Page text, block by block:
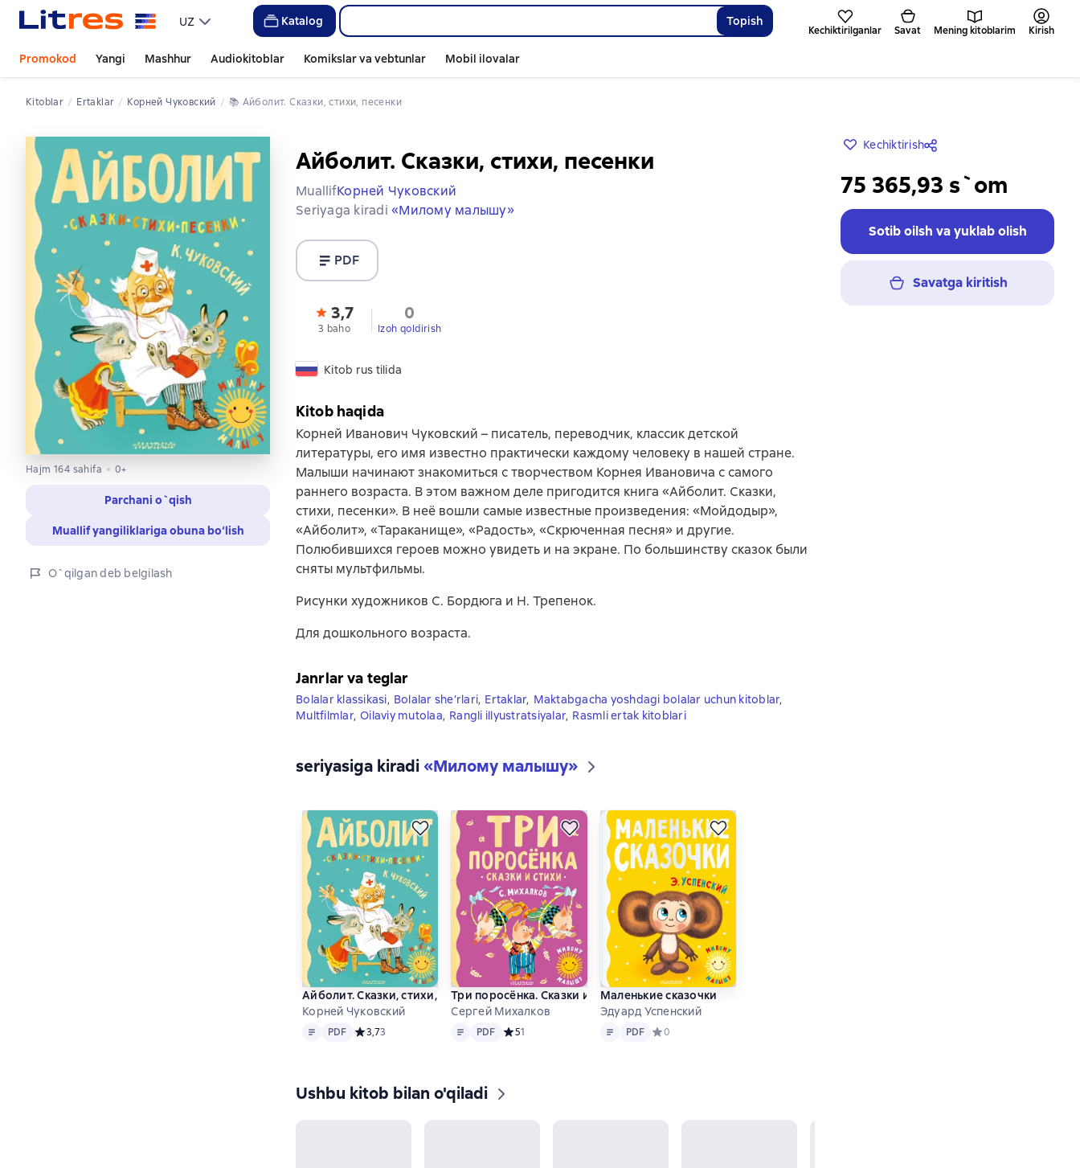
UZ Katalog Topish
Kechiktirilganlar Savat Mening kitoblarim Kirish
Promokod Yangi Mashhur Audiokitoblar Komikslar va vebtunlar Mobil ilovalar
Kitoblar ertaklar Корней Чуковский 📚 Айболит. Сказки, стихи, песенки
Hajm 164 sahifa 0+
Parchani o`qish
Muallif yangiliklariga obuna bo‘lish
O`qilgan deb belgilash
Айболит. Сказки, стихи, песенки
MuallifКорней Чуковский
Seriyaga kiradi «Милому малышу»
PDF
3,7
3 baho
0
Izoh qoldirish
Kitob rus tilida
Kechiktirish
75 365,93 s`om
Sotib oilsh va yuklab olish
Savatga kiritish
Kitob haqida
Корней Иванович Чуковский – писатель, переводчик, классик детской
литературы, его имя известно практически каждому человеку в нашей стране.
Малыши начинают знакомиться с творчеством Корнея Ивановича с самого
раннего возраста. В этом важном деле пригодится книга «Айболит. Сказки,
стихи, песенки». В неё вошли самые известные произведения: «Мойдодыр»,
«Айболит», «Тараканище», «Радость», «Скрюченная песня» и другие.
Полюбившихся героев можно увидеть и на экране. По большинству сказок были
сняты мультфильмы.
Рисунки художников С. Бордюга и Н. Трепенок.
Для дошкольного возраста.
Janrlar va teglar
Bolalar klassikasi, Bolalar she’rlari, Ertaklar, Maktabgacha yoshdagi bolalar uchun kitoblar,
Multfilmlar, Oilaviy mutolaa, Rangli illyustratsiyalar, Rasmli ertak kitoblari
seriyasiga kiradi«Милому малышу»
Айболит. Сказки, стихи, песенки
Корней Чуковский
Matn PDF
PDF Средний рейтинг 3,7 на основе 3 оценок
3,73
Три поросёнка. Сказки и стихи
Сергей Михалков
Matn PDF
PDF Средний рейтинг 5 на основе 1 оценок
51
Маленькие сказочки
Эдуард Успенский
Matn PDF
PDF Средний рейтинг 0 на основе 0 оценок
0
Ushbu kitob bilan o'qiladi